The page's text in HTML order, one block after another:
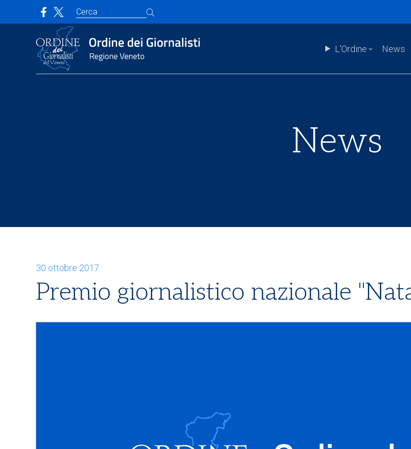
L'Ordine News
News
30 ottobre 2017
Premio giornalistico nazionale